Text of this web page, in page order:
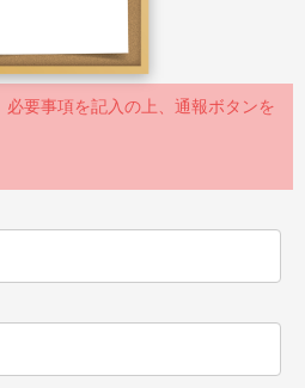
必要事項を記入の上、通報ボタンを